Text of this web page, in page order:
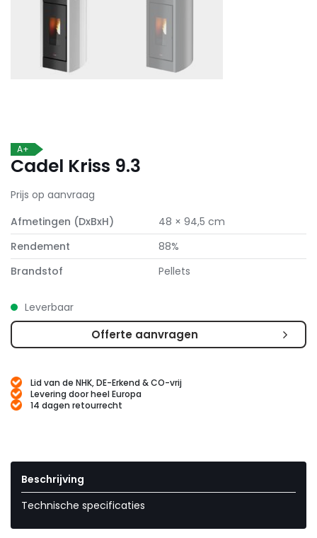
A+
Cadel Kriss 9.3
Prijs op aanvraag
Afmetingen (DxBxH)
48 × 94,5 cm
Rendement
88%
Brandstof
Pellets
Leverbaar
Offerte aanvragen
Lid van de NHK, DE-Erkend & CO-vrij
Levering door heel Europa
14 dagen retourrecht
Beschrijving
Technische specificaties